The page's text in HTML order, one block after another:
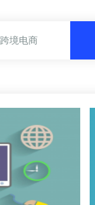
跨境电商